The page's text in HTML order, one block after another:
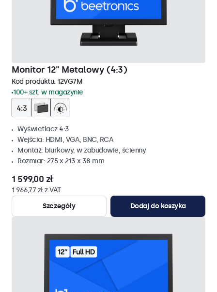
Monitor 12" Metalowy (4:3)
Kod produktu: 12VG7M
100+ szt. w magazynie
Wyświetlacz 4:3
Wejścia: HDMI, VGA, BNC, RCA
Montaż: biurkowy, w zabudowie, ścienny
Rozmiar: 275 x 213 x 38 mm
1 599,00 zł
1 966,77 zł z VAT
Szczegóły
Dodaj do koszyka